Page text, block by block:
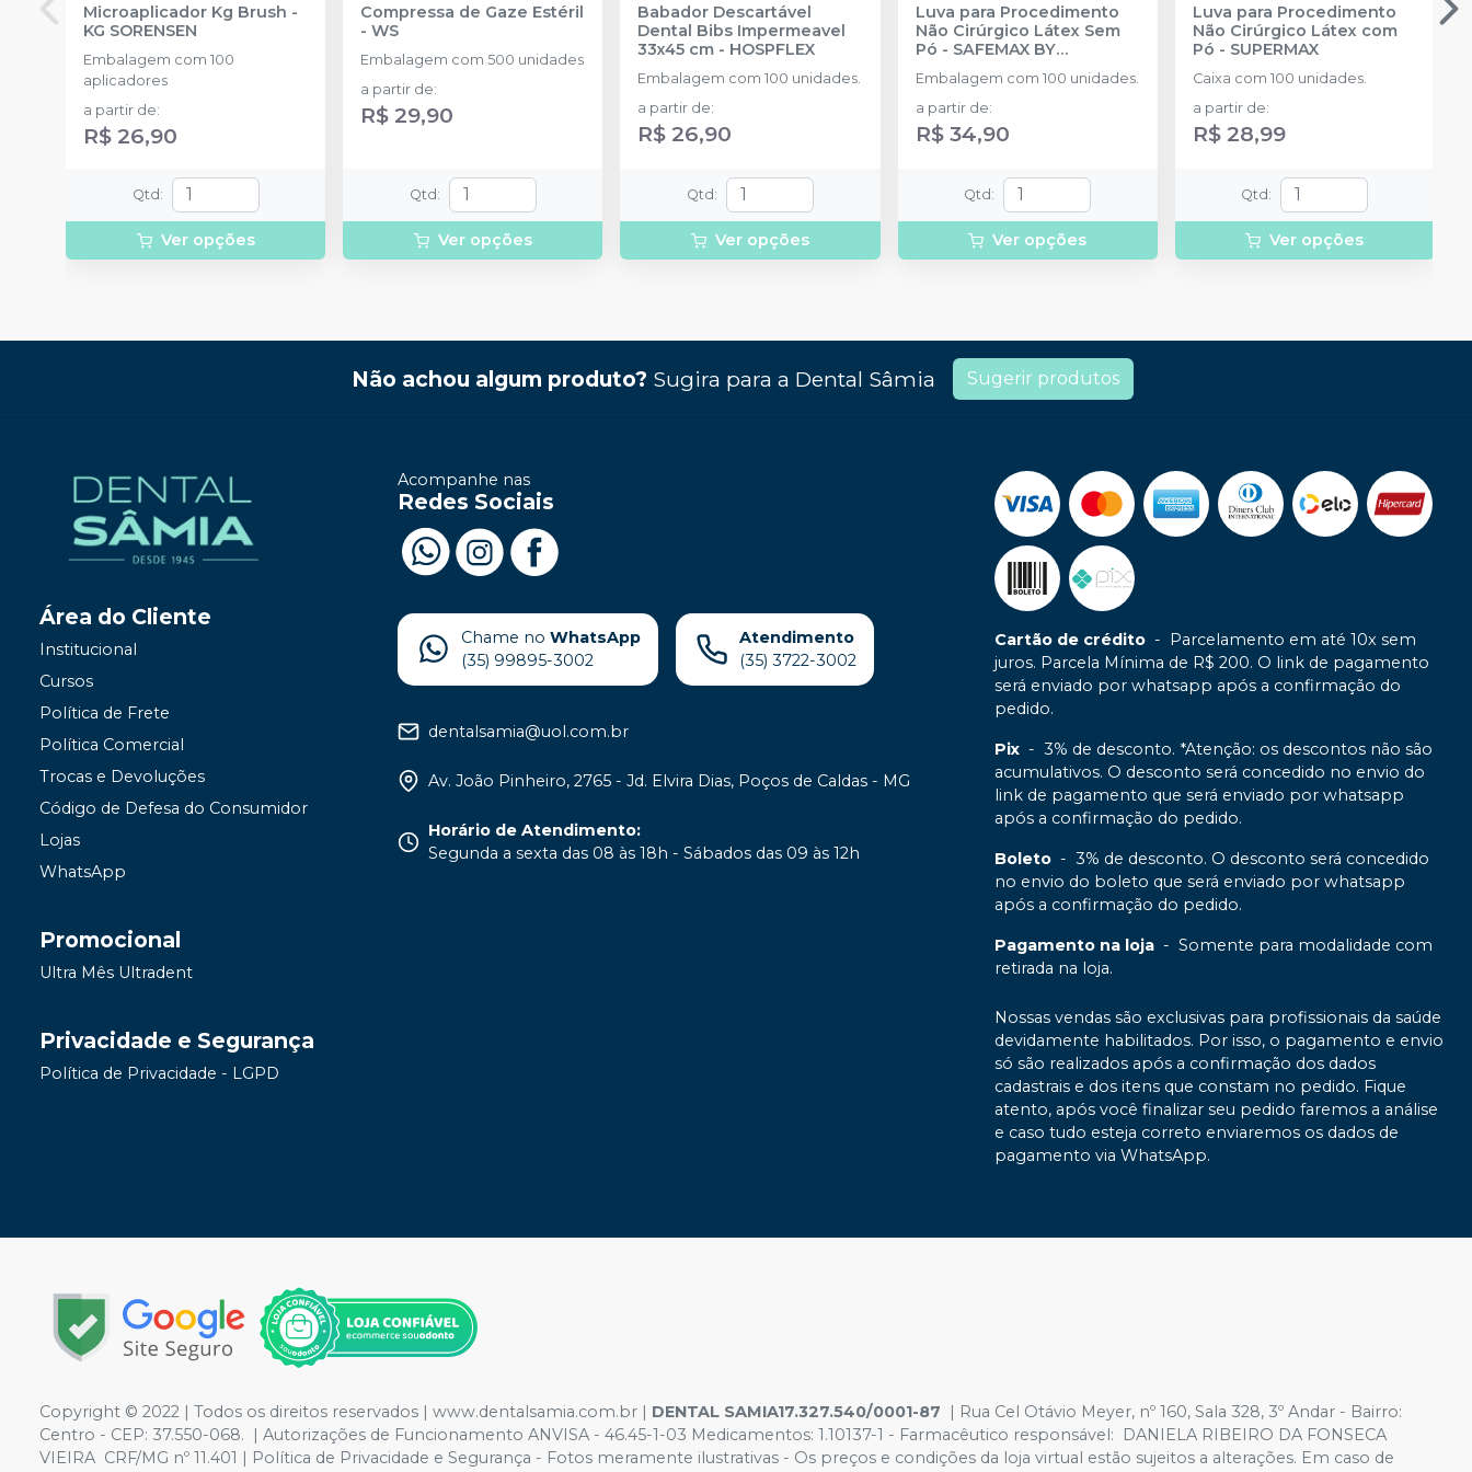
Microaplicador Kg Brush -
KG SORENSEN
Embalagem com 100
aplicadores
a partir de:
R$ 26,90
Qtd :
Ver opções
Compressa de Gaze Estéril
-WS
Embalagem com 500 unidades
a partir de:
R$ 29,90
Qtd :
Ver opções
Babador Descartável
Dental Bibs Impermeavel
33x45 cm - HOSPFLEX
Embalagem com 100 unidades.
a partir de:
R$ 26,90
Qtd :
Ver opções
Luva para Procedimento
Não Cirúrgico Látex Sem
Pó - SAFEMAX BY
Embalagem com 100 unidades.
a partir de:
R$ 34,90
Qtd :
Ver opções
Luva para Procedimento
Não Cirúrgico Látex com
Pó - SUPERMAX
Caixa com 100 unidades.
a partir de:
R$ 28,99
Qtd :
Ver opções
Não achou algum produto? Sugira para a Dental Sâmia Sugerir produtos
Área do Cliente
Institucional
Cursos
Política de Frete
Política Comercial
Trocas e Devoluções
Código de Defesa do Consumidor
Lojas
WhatsApp
Promocional
Ultra Mês Ultradent
Privacidade e Segurança
Política de Privacidade - LGPD
Acompanhe nas
Redes Sociais
Chame no WhatsApp
(35) 99895-3002
Atendimento
(35) 3722-3002
dentalsamia@uol.com.br
Av. João Pinheiro, 2765 - Jd. Elvira Dias, Poços de Caldas - MG
Horário de Atendimento:
Segunda a sexta das 08 às 18h - Sábados das 09 às 12h
Cartão de crédito - Parcelamento em até 10x sem
juros. Parcela Mínima de R$ 200. O link de pagamento
será enviado por whatsapp após a confirmação do
pedido.
Pix - 3% de desconto. *Atenção: os descontos não são
acumulativos. O desconto será concedido no envio do
link de pagamento que será enviado por whatsapp
após a confirmação do pedido.
Boleto - 3% de desconto. O desconto será concedido
no envio do boleto que será enviado por whatsapp
após a confirmação do pedido.
Pagamento na loja - Somente para modalidade com
retirada na loja.
Nossas vendas são exclusivas para profissionais da saúde
devidamente habilitados. Por isso, o pagamento e envio
só são realizados após a confirmação dos dados
cadastrais e dos itens que constam no pedido. Fique
atento, após você finalizar seu pedido faremos a análise
e caso tudo esteja correto enviaremos os dados de
pagamento via WhatsApp.
Copyright © 2022 | Todos os direitos reservados | www.dentalsamia.com.br | DENTAL SAMIA17.327.540/0001-87 | Rua Cel Otávio Meyer, nº 160, Sala 328, 3º Andar - Bairro:
Centro - CEP: 37.550-068. | Autorizações de Funcionamento ANVISA - 46.45-1-03 Medicamentos: 1.10137-1 - Farmacêutico responsável: DANIELA RIBEIRO DA FONSECA
VIEIRA CRF/MG nº 11.401 | Política de Privacidade e Segurança - Fotos meramente ilustrativas - Os preços e condições da loja virtual estão sujeitos a alterações. Em caso de